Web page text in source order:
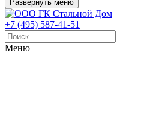
Развернуть меню
+7 (495) 587-41-51
Меню